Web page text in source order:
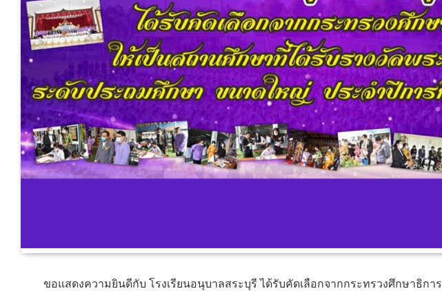
ขอแสดงความยินดีกับ โรงเรียนอนุบาลสระบุรี ได้รับคัดเลือกจากกระทรวงศึกษาธิการ